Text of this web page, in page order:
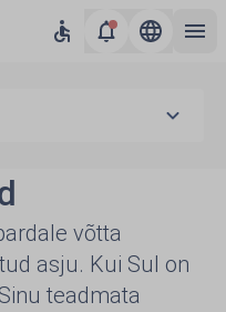
võtta
asju. Kui Sul on
teadmata